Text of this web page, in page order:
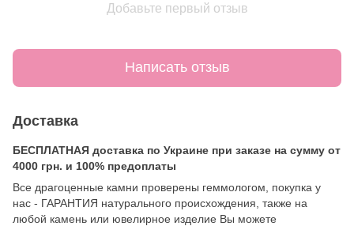
Добавьте первый отзыв
Написать отзыв
Доставка
БЕСПЛАТНАЯ доставка по Украине при заказе на сумму от
4000 грн. и 100% предоплаты
Все драгоценные камни проверены геммологом, покупка у
нас - ГАРАНТИЯ натурального происхождения, также на
любой камень или ювелирное изделие Вы можете